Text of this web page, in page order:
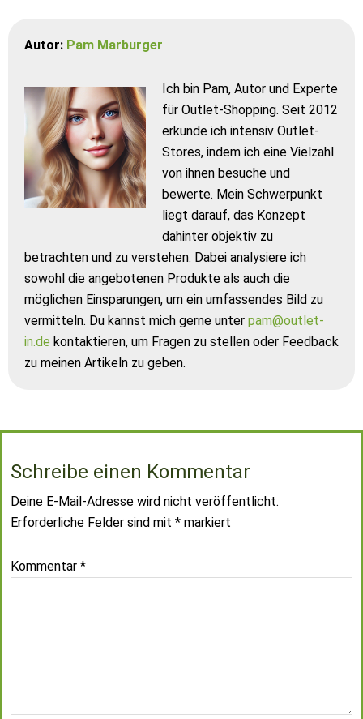
Autor: Pam Marburger
Ich bin Pam, Autor und Experte
für Outlet-Shopping. Seit 2012
erkunde ich intensiv Outlet-
Stores, indem ich eine Vielzahl
von ihnen besuche und
bewerte. Mein Schwerpunkt
liegt darauf, das Konzept
dahinter objektiv zu
betrachten und zu verstehen. Dabei analysiere ich
sowohl die angebotenen Produkte als auch die
möglichen Einsparungen, um ein umfassendes Bild zu
vermitteln. Du kannst mich gerne unter pam@outlet-
in.de kontaktieren, um Fragen zu stellen oder Feedback
zu meinen Artikeln zu geben.
Schreibe einen Kommentar
Deine E-Mail-Adresse wird nicht veröffentlicht.
Erforderliche Felder sind mit * markiert
Kommentar *